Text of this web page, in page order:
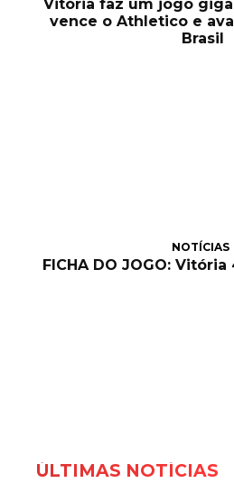
Vitória faz um jogo
vence o Athletico e
Brasil
NOTÍCIAS
FICHA DO JOGO:
ÚLTIMAS NOTÍCIAS